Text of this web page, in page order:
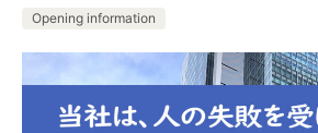
Opening information